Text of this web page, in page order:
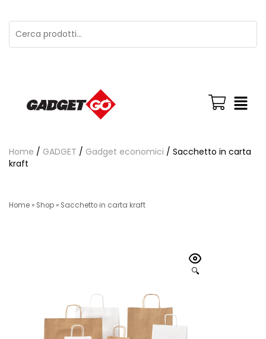
Home / GADGET / Gadget economici / Sacchetto in carta
kraft
Home » Shop » Sacchetto in carta kraft
🔍